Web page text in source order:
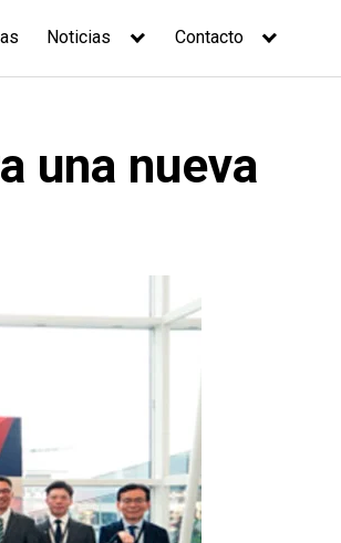
Noticias Contacto
una nueva